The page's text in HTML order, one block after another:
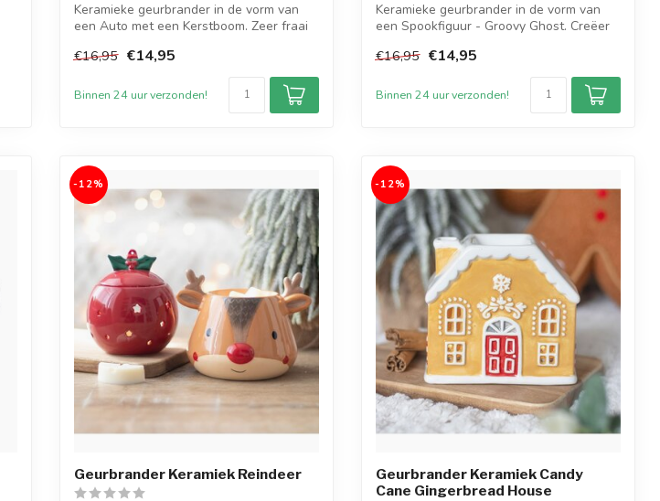
Keramieke geurbrander in de vorm van
een Auto met een Kerstboom. Zeer fraai
€16,95 €14,95
Binnen 24 uur verzonden!
Keramieke geurbrander in de vorm van
een Spookfiguur - Groovy Ghost. Creëer
€16,95 €14,95
Binnen 24 uur verzonden!
-12%
Geurbrander Keramiek Reindeer
-12%
Geurbrander Keramiek Candy
Cane Gingerbread House